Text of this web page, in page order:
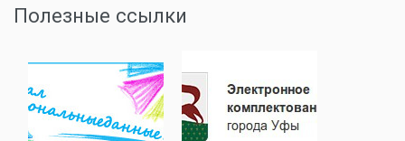
Полезные ссылки